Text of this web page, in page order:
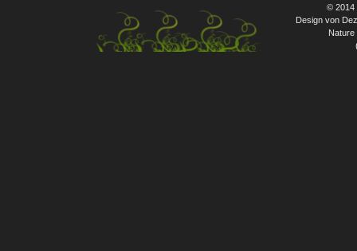
© 2014
Design von
Nature